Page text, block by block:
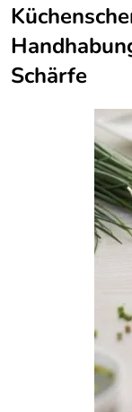
Schärfe